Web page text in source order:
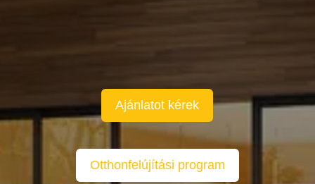
Ajánlatot kérek
Otthonfelújítási program